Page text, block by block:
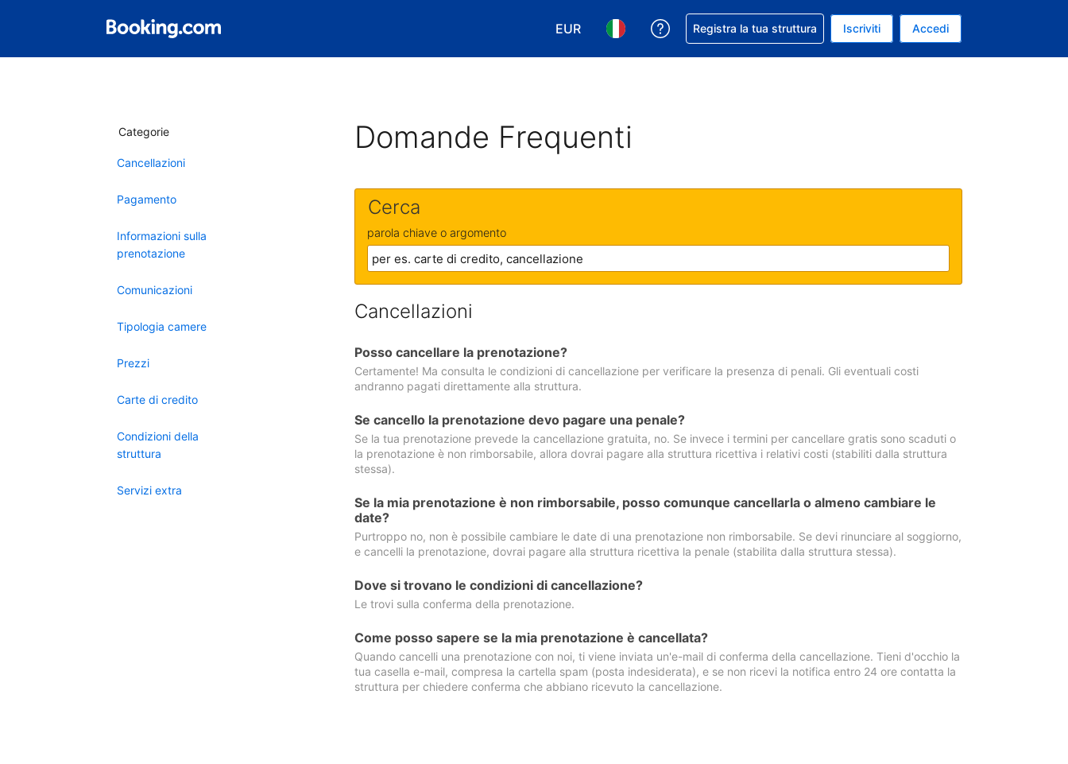
EUR
Scegli la tua valuta. Valuta attuale: Euro
Scegli la tua lingua. Lingua attuale: Italiano
Ricevi aiuto con la prenotazione
Registra la tua struttura Iscriviti Accedi
Categorie
Cancellazioni
Pagamento
Informazioni sulla
prenotazione
Comunicazioni
Tipologia camere
Prezzi
Carte di credito
Condizioni della
struttura
Servizi extra
Domande Frequenti
Cerca
parola chiave o argomento
Cancellazioni
Posso cancellare la prenotazione?
Certamente! Ma consulta le condizioni di cancellazione per verificare la presenza di penali. Gli eventuali costi
andranno pagati direttamente alla struttura.
Se cancello la prenotazione devo pagare una penale?
Se la tua prenotazione prevede la cancellazione gratuita, no. Se invece i termini per cancellare gratis sono scaduti o
la prenotazione è non rimborsabile, allora dovrai pagare alla struttura ricettiva i relativi costi (stabiliti dalla struttura
stessa).
Se la mia prenotazione è non rimborsabile, posso comunque cancellarla o almeno cambiare le
date?
Purtroppo no, non è possibile cambiare le date di una prenotazione non rimborsabile. Se devi rinunciare al soggiorno,
e cancelli la prenotazione, dovrai pagare alla struttura ricettiva la penale (stabilita dalla struttura stessa).
Dove si trovano le condizioni di cancellazione?
Le trovi sulla conferma della prenotazione.
Come posso sapere se la mia prenotazione è cancellata?
Quando cancelli una prenotazione con noi, ti viene inviata un'e-mail di conferma della cancellazione. Tieni d'occhio la
tua casella e-mail, compresa la cartella spam (posta indesiderata), e se non ricevi la notifica entro 24 ore contatta la
struttura per chiedere conferma che abbiano ricevuto la cancellazione.